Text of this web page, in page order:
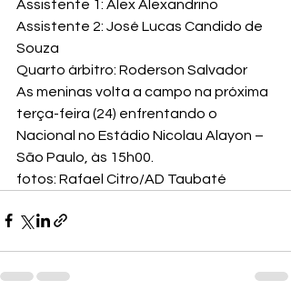
Assistente 1: Alex Alexandrino
Assistente 2: José Lucas Candido de
Souza
Quarto árbitro: Roderson Salvador
As meninas volta a campo na próxima
terça-feira (24) enfrentando o
Nacional no Estádio Nicolau Alayon –
São Paulo, às 15h00.
fotos: Rafael Citro/AD Taubaté